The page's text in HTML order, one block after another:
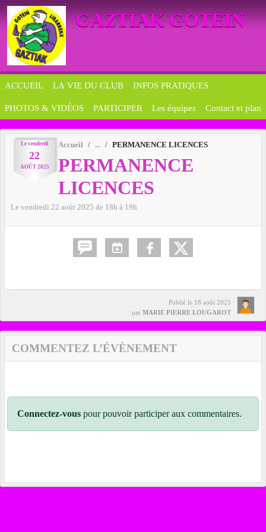
GAZTIAK GOTEIN
ACCUEIL LA VIE DU CLUB INFOS PRATIQUES
PHOTOS & VIDÉOS PARTICIPER Les équipes Contact et plan
Le vendredi
22
AOÛT 2025
Accueil PERMANENCE LICENCES
PERMANENCE
LICENCES
Le vendredi 22 août 2025 de 18h à 19h
Publié le 18 août 2025
par MARIE PIERRE LOUGAROT
COMMENTEZ L’ÉVÈNEMENT
Connectez-vous pour pouvoir participer aux commentaires.
Panneau de gestion des cookies